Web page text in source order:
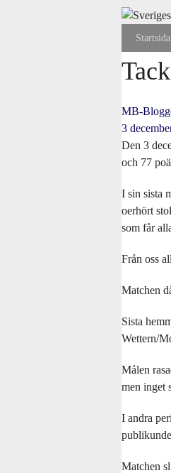
Startsida
MB-
3
Den 3
och 77
I sin sista
oerhört
som får
Från oss
Matchen
Sista
Wettern/
Målen
men inget
I andra
Matchen